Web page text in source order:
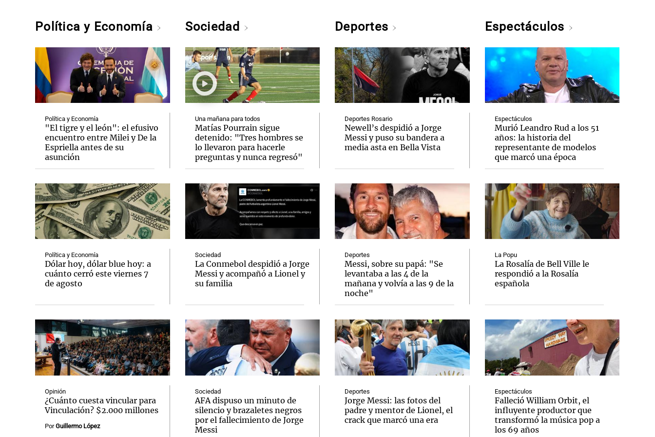
Política y Economía
Política y Economía
"El tigre y el león": el efusivo
encuentro entre Milei y De la
Espriella antes de su
asunción
Política y Economía
Dólar hoy, dólar blue hoy: a
cuánto cerró este viernes 7
de agosto
Opinión
¿Cuánto cuesta vincular para
Vinculación? $2.000 millones
PorGuillermo López
Sociedad
Una mañana para todos
Matías Pourrain sigue
detenido: "Tres hombres se
lo llevaron para hacerle
preguntas y nunca regresó"
Sociedad
La Conmebol despidió a Jorge
Messi y acompañó a Lionel y
su familia
Sociedad
AFA dispuso un minuto de
silencio y brazaletes negros
por el fallecimiento de Jorge
Messi
Deportes
Deportes Rosario
Newell’s despidió a Jorge
Messi y puso su bandera a
media asta en Bella Vista
Deportes
Messi, sobre su papá: "Se
levantaba a las 4 de la
mañana y volvía a las 9 de la
noche"
Deportes
Jorge Messi: las fotos del
padre y mentor de Lionel, el
crack que marcó una era
Espectáculos
Espectáculos
Murió Leandro Rud a los 51
años: la historia del
representante de modelos
que marcó una época
La Popu
La Rosalía de Bell Ville le
respondió a la Rosalía
española
Espectáculos
Falleció William Orbit, el
influyente productor que
transformó la música pop a
los 69 años
Notas
El huracán de Arequito
Notas
Cadena 3 en Groenlandia